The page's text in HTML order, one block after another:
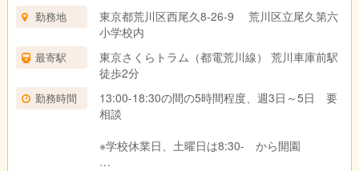
勤務地
東京都荒川区西尾久8-26-9 荒川区立尾久第六
小学校内
最寄駅
東京さくらトラム（都電荒川線） 荒川車庫前駅
徒歩2分
勤務時間
13:00-18:30の間の5時間程度、週3日～5日 要
相談
※学校休業日、土曜日は8:30- から開園